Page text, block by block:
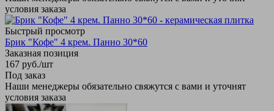
условия заказа
Быстрый просмотр
Брик "Кофе" 4 крем. Панно 30*60
Заказная позиция
167 руб./шт
Под заказ
Наши менеджеры обязательно свяжутся с вами и уточнят
условия заказа